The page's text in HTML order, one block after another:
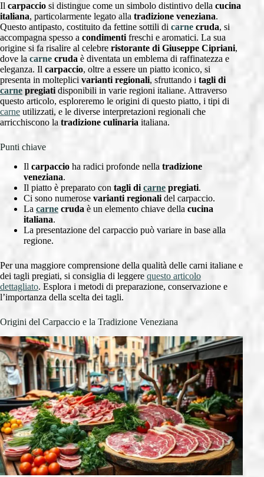
Il carpaccio si distingue come un simbolo distintivo della cucina
italiana, particolarmente legato alla tradizione veneziana.
Questo antipasto, costituito da fettine sottili di carne cruda, si
accompagna spesso a condimenti freschi e aromatici. La sua
origine si fa risalire al celebre ristorante di Giuseppe Cipriani,
dove la carne cruda è diventata un emblema di raffinatezza e
eleganza. Il carpaccio, oltre a essere un piatto iconico, si
presenta in molteplici varianti regionali, sfruttando i tagli di
carne pregiati disponibili in varie regioni italiane. Attraverso
questo articolo, esploreremo le origini di questo piatto, i tipi di
carne utilizzati, e le diverse interpretazioni regionali che
arricchiscono la tradizione culinaria italiana.
Punti chiave
Il carpaccio ha radici profonde nella tradizione
veneziana.
Il piatto è preparato con tagli di carne pregiati.
Ci sono numerose varianti regionali del carpaccio.
La carne cruda è un elemento chiave della cucina
italiana.
La presentazione del carpaccio può variare in base alla
regione.
Per una maggiore comprensione della qualità delle carni italiane e
dei tagli pregiati, si consiglia di leggere questo articolo
dettagliato. Esplora i metodi di preparazione, conservazione e
l’importanza della scelta dei tagli.
Origini del Carpaccio e la Tradizione Veneziana